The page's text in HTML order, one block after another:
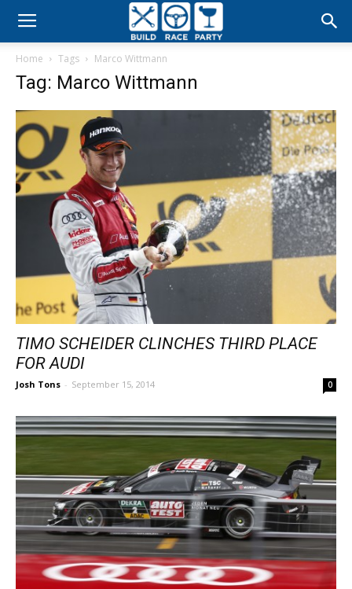
Build
Party
Home Tags Marco Wittmann
Tag: Marco Wittmann
TIMO SCHEIDER CLINCHES THIRD PLACE
FOR AUDI
Josh Tons - September 15, 2014 0